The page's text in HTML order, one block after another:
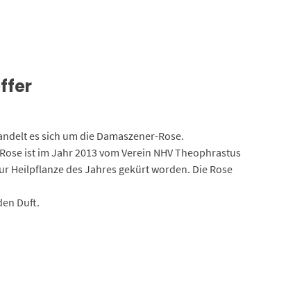
es sich um die Damaszener-Rose.
ist im Jahr 2013 vom Verein NHV Theophrastus
Heilpflanze des Jahres gekürt worden. Die Rose
Duft.